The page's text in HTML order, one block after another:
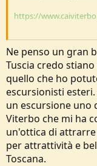
https://
il timore è ovviamente
sentieri e poi non
Ne penso un gran
Tuscia credo
quello che ho
escursionisti
un escursione uno
Viterbo che mi ha
un'ottica di
per attrattività e
Toscana.